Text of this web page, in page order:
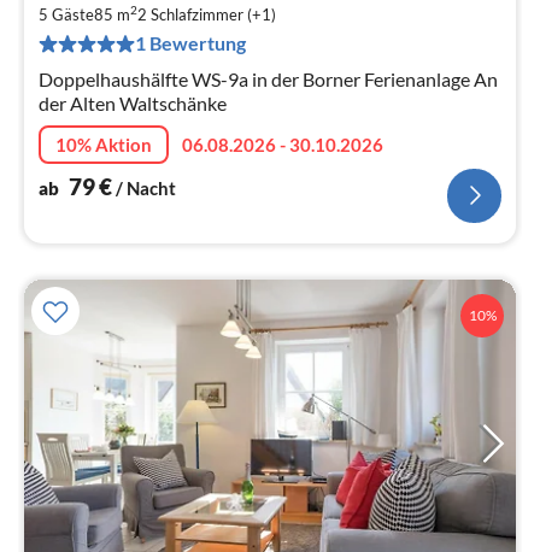
5 Gäste85 m22 Schlafzimmer (+1)
1 Bewertung
Doppelhaushälfte WS-9a in der Borner Ferienanlage An
der Alten Waltschänke
10% Aktion
06.08.2026 - 30.10.2026
ab 79€ / Nacht
10%